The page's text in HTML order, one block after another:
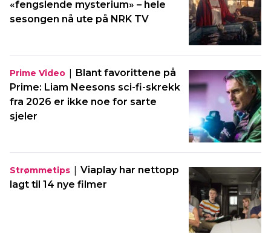
«fengslende mysterium» – hele
sesongen nå ute på NRK TV
Prime Video | Blant favorittene på
Prime: Liam Neesons sci-fi-skrekk
fra 2026 er ikke noe for sarte
sjeler
Strømmetips | Viaplay har nettopp
lagt til 14 nye filmer